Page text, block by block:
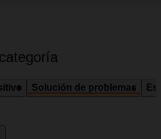
Solución de problemas